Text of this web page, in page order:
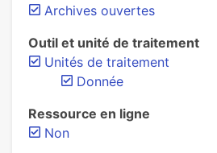
Archives ouvertes
Outil et unité de traitement
Unités de traitement
Donnée
Ressource en ligne
Non